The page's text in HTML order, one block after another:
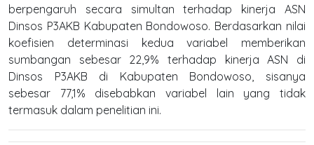
berpengaruh secara simultan terhadap kinerja ASN
Dinsos P3AKB Kabupaten Bondowoso. Berdasarkan nilai
koefisien determinasi kedua variabel memberikan
sumbangan sebesar 22,9% terhadap kinerja ASN di
Dinsos P3AKB di Kabupaten Bondowoso, sisanya
sebesar 77,1% disebabkan variabel lain yang tidak
termasuk dalam penelitian ini.